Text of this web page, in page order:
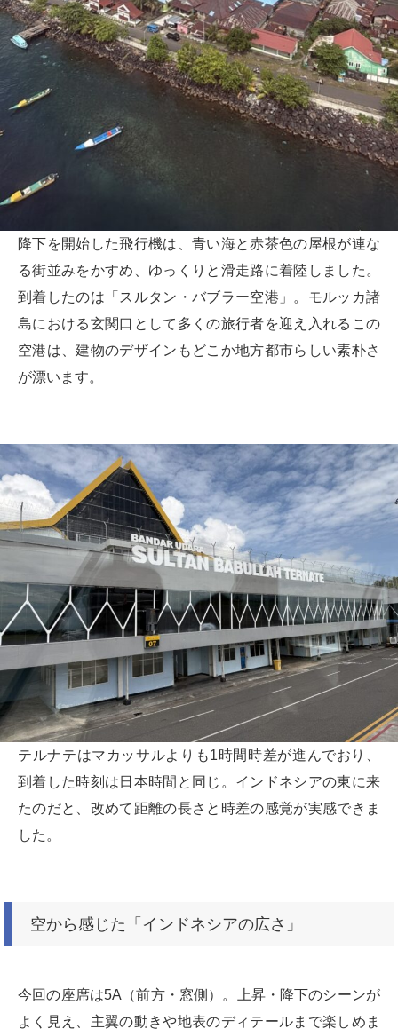
降下を開始した飛行機は、青い海と赤茶色の屋根が連な
る街並みをかすめ、ゆっくりと滑走路に着陸しました。
到着したのは「スルタン・バブラー空港」。モルッカ諸
島における玄関口として多くの旅行者を迎え入れるこの
空港は、建物のデザインもどこか地方都市らしい素朴さ
が漂います。
テルナテはマカッサルよりも1時間時差が進んでおり、
到着した時刻は日本時間と同じ。インドネシアの東に来
たのだと、改めて距離の長さと時差の感覚が実感できま
した。
空から感じた「インドネシアの広さ」
今回の座席は5A（前方・窓側）。上昇・降下のシーンが
よく見え、主翼の動きや地表のディテールまで楽しめま